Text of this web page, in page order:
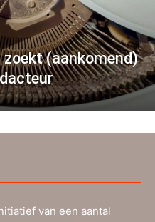
(aankomend)
van een aantal